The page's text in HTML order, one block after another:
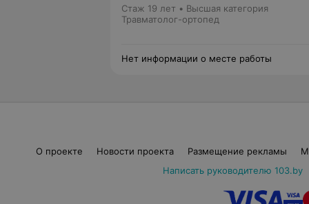
Стаж 19 лет • Высшая категория
Травматолог-ортопед
Нет информации о месте работы
О проекте Новости проекта Размещение рекламы
Написать руководителю 103.by